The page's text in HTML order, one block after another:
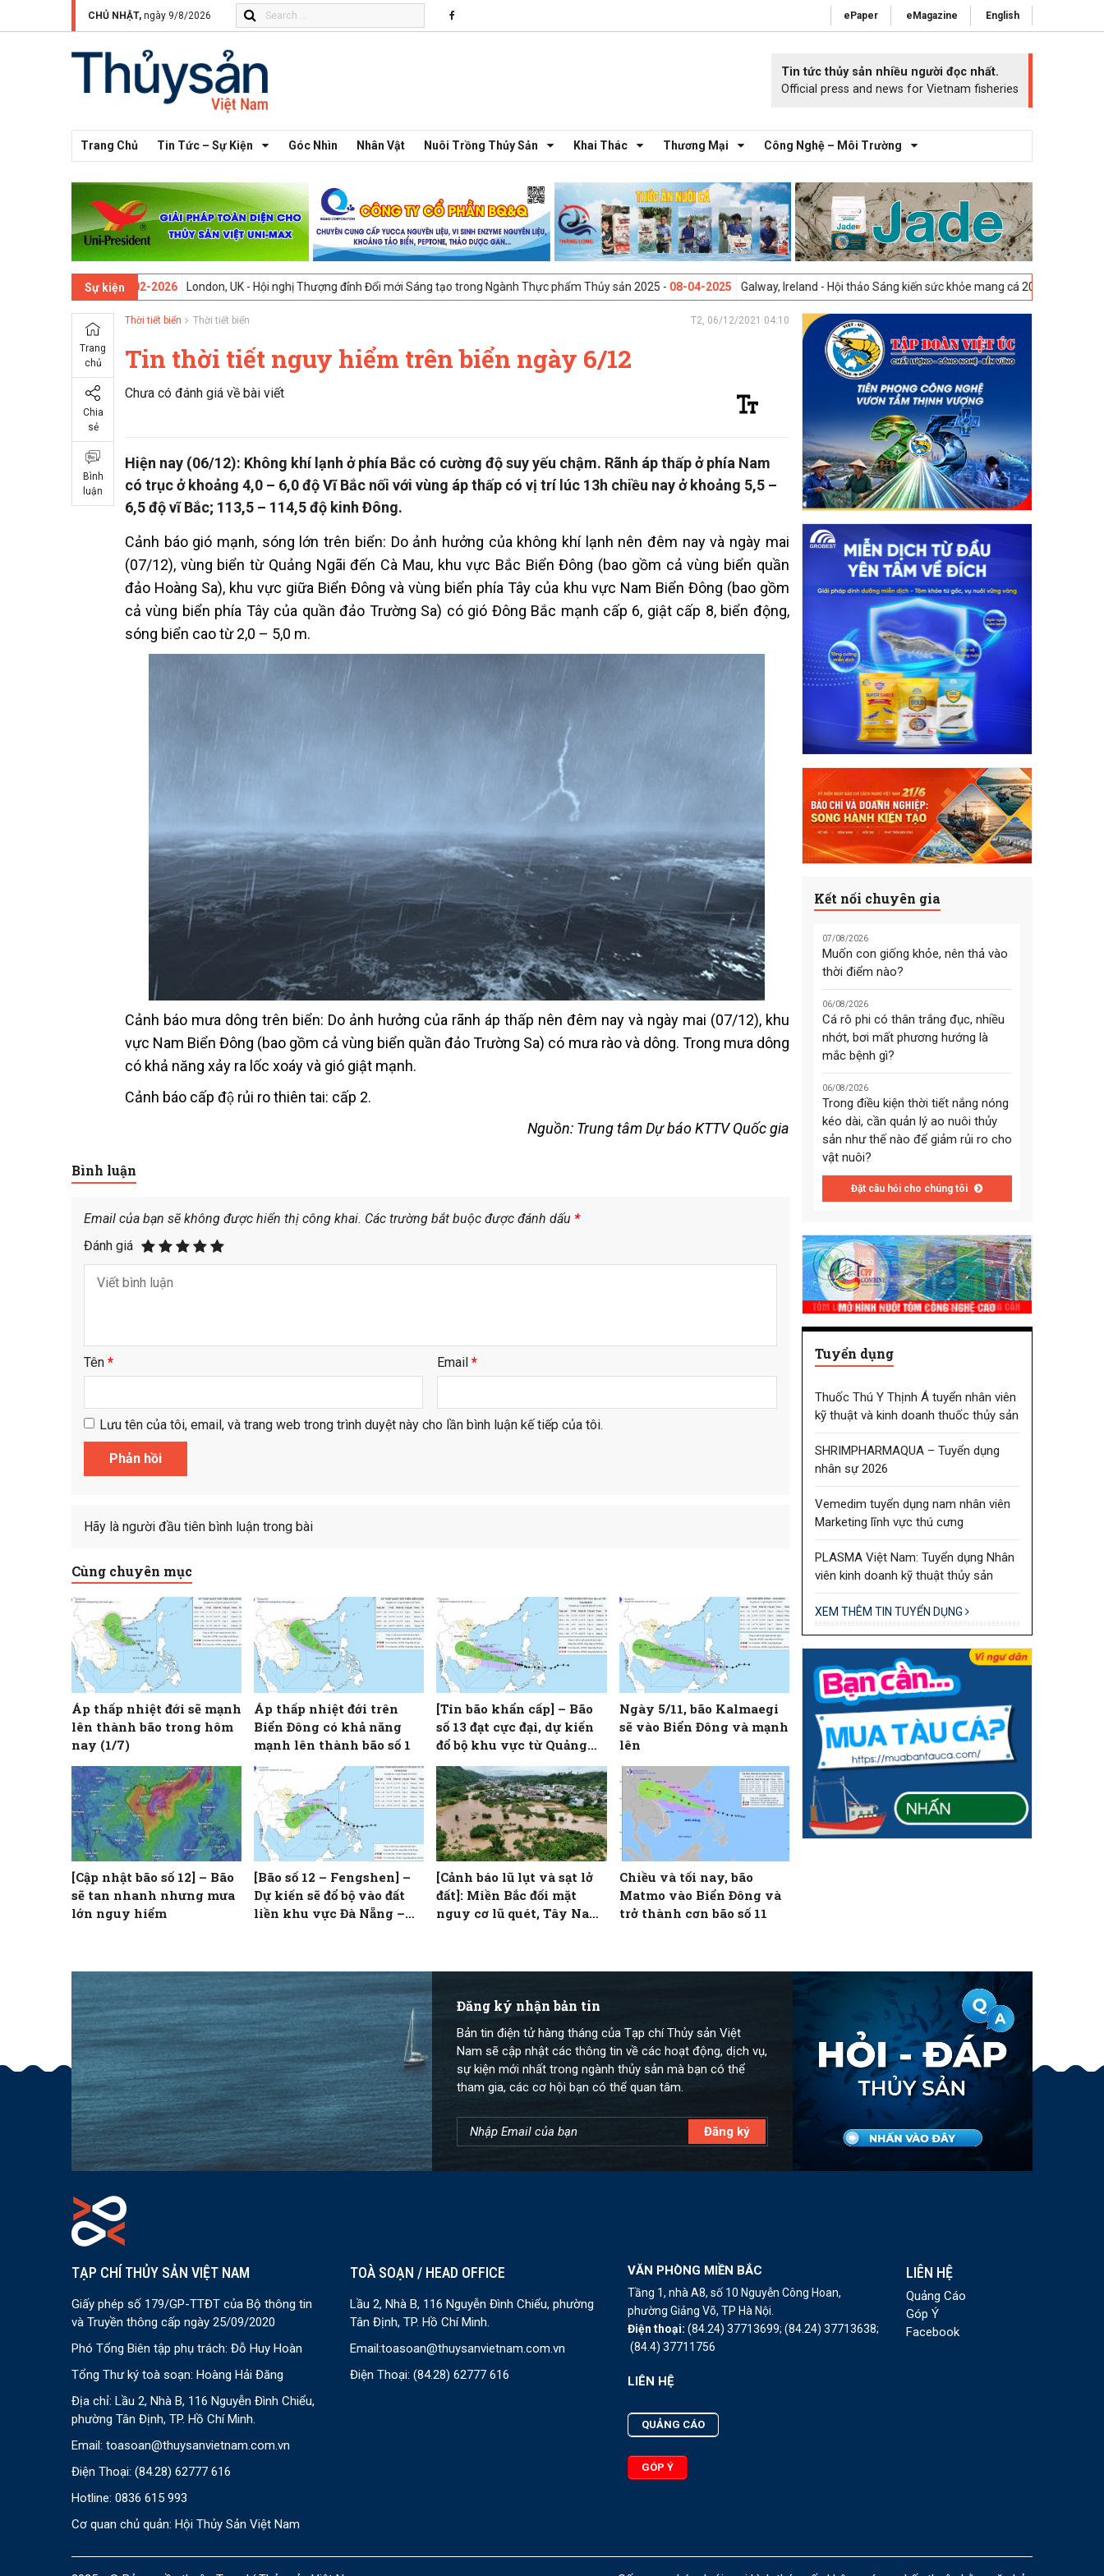
CHỦ NHẬT, ngày 9/8/2026 ePaper eMagazine English
Tin tức thủy sản nhiều người đọc nhất.
Official press and news for Vietnam fisheries
Trang Chủ Tin Tức – Sự Kiện Góc Nhìn Nhân Vật Nuôi Trồng Thủy Sản Khai Thác Thương Mại Công Nghệ – Môi Trường
Sự kiện
09-02-2026 London, UK - Hội nghị Thượng đỉnh Đổi mới Sáng tạo trong Ngành Thực phẩm Thủy sản 2025 -08-04-2025 Galway, Ireland - Hội thảo Sáng kiến sức khỏe mang cá 2025 -23-04-2025
Trang
chủ
Chia
sẻ
Bình
luận
Thời tiết biển Thời tiết biển T2, 06/12/2021 04:10
Tin thời tiết nguy hiểm trên biển ngày 6/12
Chưa có đánh giá về bài viết
Hiện nay (06/12): Không khí lạnh ở phía Bắc có cường độ suy yếu chậm. Rãnh áp thấp ở phía Nam
có trục ở khoảng 4,0 – 6,0 độ Vĩ Bắc nối với vùng áp thấp có vị trí lúc 13h chiều nay ở khoảng 5,5 –
6,5 độ vĩ Bắc; 113,5 – 114,5 độ kinh Đông.
Cảnh báo gió mạnh, sóng lớn trên biển: Do ảnh hưởng của không khí lạnh nên đêm nay và ngày mai
(07/12), vùng biển từ Quảng Ngãi đến Cà Mau, khu vực Bắc Biển Đông (bao gồm cả vùng biển quần
đảo Hoàng Sa), khu vực giữa Biển Đông và vùng biển phía Tây của khu vực Nam Biển Đông (bao gồm
cả vùng biển phía Tây của quần đảo Trường Sa) có gió Đông Bắc mạnh cấp 6, giật cấp 8, biển động,
sóng biển cao từ 2,0 – 5,0 m.
Cảnh báo mưa dông trên biển: Do ảnh hưởng của rãnh áp thấp nên đêm nay và ngày mai (07/12), khu
vực Nam Biển Đông (bao gồm cả vùng biển quần đảo Trường Sa) có mưa rào và dông. Trong mưa dông
có khả năng xảy ra lốc xoáy và gió giật mạnh.
Cảnh báo cấp độ rủi ro thiên tai: cấp 2.
Nguồn: Trung tâm Dự báo KTTV Quốc gia
Bình luận
Email của bạn sẽ không được hiển thị công khai. Các trường bắt buộc được đánh dấu *
Đánh giá
Tên * Email*
Lưu tên của tôi, email, và trang web trong trình duyệt này cho lần bình luận kế tiếp của tôi.
Hãy là người đầu tiên bình luận trong bài
Cùng chuyên mục
Áp thấp nhiệt đới sẽ mạnh
lên thành bão trong hôm
nay (1/7)
Áp thấp nhiệt đới trên
Biển Đông có khả năng
mạnh lên thành bão số 1
[Tin bão khẩn cấp] – Bão
số 13 đạt cực đại, dự kiến
đổ bộ khu vực từ Quảng
Ngãi đến Đắk Lắk
Ngày 5/11, bão Kalmaegi
sẽ vào Biển Đông và mạnh
lên
[Cập nhật bão số 12] – Bão
sẽ tan nhanh nhưng mưa
lớn nguy hiểm
[Bão số 12 – Fengshen] –
Dự kiến sẽ đổ bộ vào đất
liền khu vực Đà Nẵng –
[Cảnh báo lũ lụt và sạt lở
đất]: Miền Bắc đối mặt
nguy cơ lũ quét, Tây Nam
Chiều và tối nay, bão
Matmo vào Biển Đông và
trở thành cơn bão số 11
Kết nối chuyên gia
07/08/2026
Muốn con giống khỏe, nên thả vào
thời điểm nào?
06/08/2026
Cá rô phi có thân trắng đục, nhiều
nhớt, bơi mất phương hướng là
mắc bệnh gì?
06/08/2026
Trong điều kiện thời tiết nắng nóng
kéo dài, cần quản lý ao nuôi thủy
sản như thế nào để giảm rủi ro cho
vật nuôi?
Đặt câu hỏi cho chúng tôi
Tuyển dụng
Thuốc Thú Y Thịnh Á tuyển nhân viên
kỹ thuật và kinh doanh thuốc thủy sản
SHRIMPHARMAQUA – Tuyển dụng
nhân sự 2026
Vemedim tuyển dụng nam nhân viên
Marketing lĩnh vực thú cưng
PLASMA Việt Nam: Tuyển dụng Nhân
viên kinh doanh kỹ thuật thủy sản
XEM THÊM TIN TUYỂN DỤNG
Đăng ký nhận bản tin
Bản tin điện tử hàng tháng của Tạp chí Thủy sản Việt
Nam sẽ cập nhật các thông tin về các hoạt động, dịch vụ,
sự kiện mới nhất trong ngành thủy sản mà bạn có thể
tham gia, các cơ hội bạn có thể quan tâm.
TẠP CHÍ THỦY SẢN VIỆT NAM
Giấy phép số 179/GP-TTĐT của Bộ thông tin
và Truyền thông cấp ngày 25/09/2020
Phó Tổng Biên tập phụ trách: Đỗ Huy Hoàn
Tổng Thư ký toà soạn: Hoàng Hải Đăng
Địa chỉ: Lầu 2, Nhà B, 116 Nguyễn Đình Chiểu,
phường Tân Định, TP. Hồ Chí Minh.
Email: toasoan@thuysanvietnam.com.vn
Điện Thoại: (84.28) 62777 616
Hotline: 0836 615 993
Cơ quan chủ quản: Hội Thủy Sản Việt Nam
TOÀ SOẠN / HEAD OFFICE
Lầu 2, Nhà B, 116 Nguyễn Đình Chiểu, phường
Tân Định, TP. Hồ Chí Minh.
Email:toasoan@thuysanvietnam.com.vn
Điện Thoại: (84.28) 62777 616
VĂN PHÒNG MIỀN BẮC
Tầng 1, nhà A8, số 10 Nguyễn Công Hoan,
phường Giảng Võ, TP Hà Nội.
Điện thoại:(84.24) 37713699;(84.24) 37713638;
(84.4) 37711756
LIÊN HỆ
QUẢNG CÁO
GÓP Ý
LIÊN HỆ
Quảng Cáo
Góp Ý
Facebook